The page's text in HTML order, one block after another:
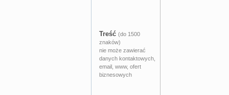
Treść (do 1500
znaków)
nie może zawierać
danych kontaktowych,
email, www, ofert
biznesowych